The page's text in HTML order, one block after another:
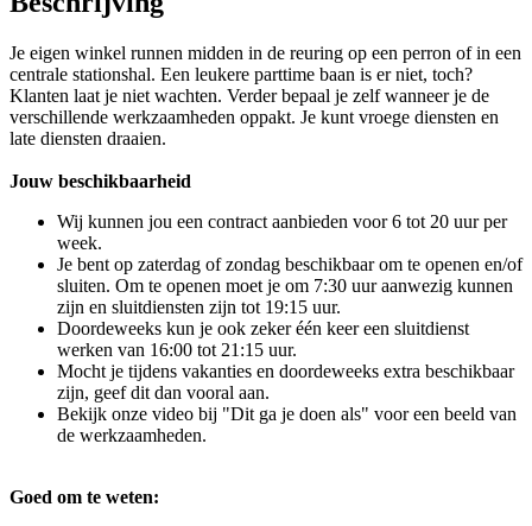
Je eigen winkel runnen midden in de reuring op een perron of in een
centrale stationshal. Een leukere parttime baan is er niet, toch?
Klanten laat je niet wachten. Verder bepaal je zelf wanneer je de
verschillende werkzaamheden oppakt. Je kunt vroege diensten en
late diensten draaien.
Jouw beschikbaarheid
Wij kunnen jou een contract aanbieden voor 6 tot 20 uur per
week.
Je bent op zaterdag of zondag beschikbaar om te openen en/of
sluiten. Om te openen moet je om 7:30 uur aanwezig kunnen
zijn en sluitdiensten zijn tot 19:15 uur.
Doordeweeks kun je ook zeker één keer een sluitdienst
werken van 16:00 tot 21:15 uur.
Mocht je tijdens vakanties en doordeweeks extra beschikbaar
zijn, geef dit dan vooral aan.
Bekijk onze video bij "Dit ga je doen als" voor een beeld van
de werkzaamheden.
Goed om te weten: